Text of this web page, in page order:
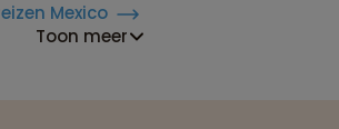
Mexico
Toon meer
oog voor mens, cultuur en milieu